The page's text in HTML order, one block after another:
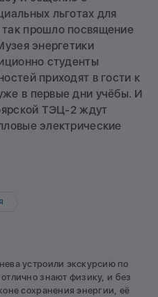
льготах для
прошло посвящение
энергетики
студенты
приходят в гости к
в первые дни учёбы. И
ТЭЦ-2 ждут
электрические
устроили экскурсию по
знают физику, и без
сохранения энергии, её